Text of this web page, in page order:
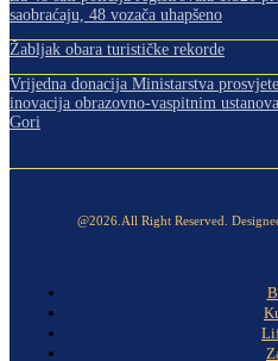
saobraćaju, 48 vozača uhapšeno
Žabljak obara turističke rekorde
Vrijedna donacija Ministarstva
inovacija obrazovno-vaspitnim
Gori
@2026.All Right Reserved.